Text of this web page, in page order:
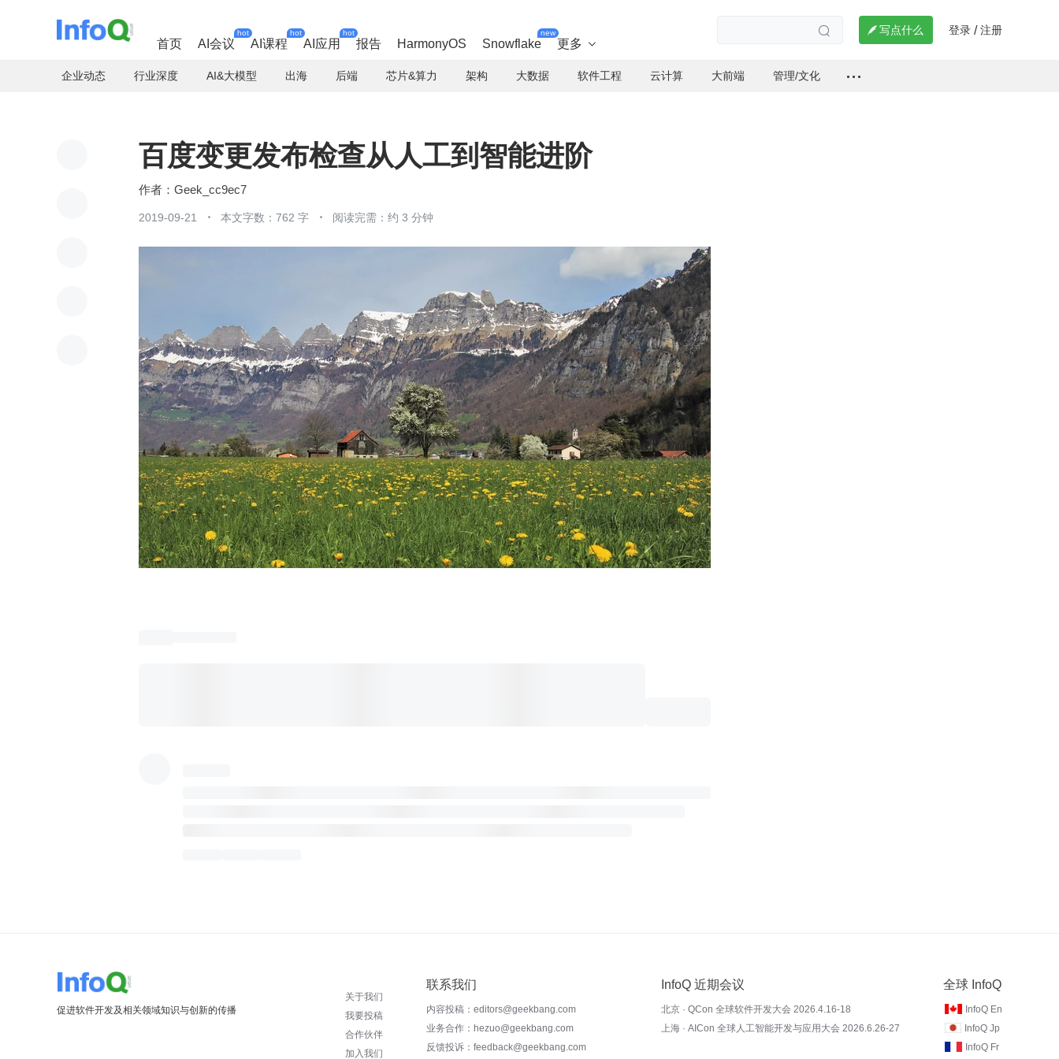
首页 AI会议
hot
AI课程
hot
AI应用
hot
报告 HarmonyOS Snowflake
new
更多 
  写点什么 登录 / 注册
企业动态 行业深度 AI&大模型 出海 后端 芯片&算力 架构 大数据 软件工程 云计算 大前端 管理/文化
百度变更发布检查从人工到智能进阶
Geek_cc9ec7
2019-09-21 本文字数：762 字 阅读完需：约 3 分钟
促进软件开发及相关领域知识与创新的传播
关于我们
我要投稿
合作伙伴
加入我们
联系我们
内容投稿：editors@geekbang.com
业务合作：hezuo@geekbang.com
反馈投诉：feedback@geekbang.com
InfoQ 近期会议
北京 · QCon 全球软件开发大会 2026.4.16-18
上海 · AICon 全球人工智能开发与应用大会 2026.6.26-27
全球 InfoQ
InfoQ En
InfoQ Jp
InfoQ Fr